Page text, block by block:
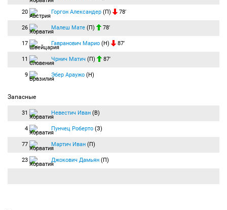
20 Горгон Александер (П) 78′
26 Малеш Мате (П) 78′
17 Гавранович Марио (Н) 87′
11 Чрнич Матич (П) 87′
9 Эбер Араужо (Н)
Запасные
31 Невестич Иван (В)
4 Пунчец Роберто (З)
77 Мартич Иван (П)
23 Джокович Дамьян (П)